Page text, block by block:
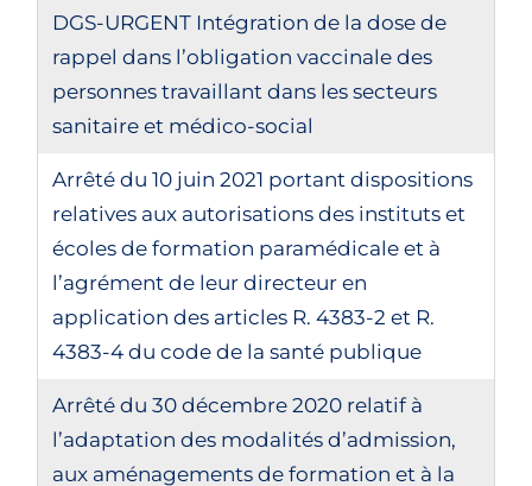
DGS-URGENT Intégration de la dose de
rappel dans l’obligation vaccinale des
personnes travaillant dans les secteurs
sanitaire et médico-social
Arrêté du 10 juin 2021 portant dispositions
relatives aux autorisations des instituts et
écoles de formation paramédicale et à
l’agrément de leur directeur en
application des articles R. 4383-2 et R.
4383-4 du code de la santé publique
Arrêté du 30 décembre 2020 relatif à
l’adaptation des modalités d’admission,
aux aménagements de formation et à la